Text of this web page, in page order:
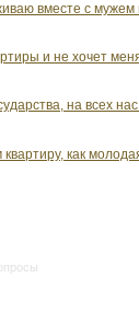
вместе с мужем
и не хочет
на всех
как